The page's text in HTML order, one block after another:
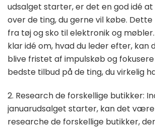
udsalget starter, er det en god idé at
over de ting, du gerne vil købe.
fra tøj og sko til elektronik og
klar idé om, hvad du leder efter, kan
blive fristet af impulskøb og
bedste tilbud på de ting, du virkelig
2. Research de forskellige butikker:
januarudsalget starter, kan det være
researche de forskellige butikker,